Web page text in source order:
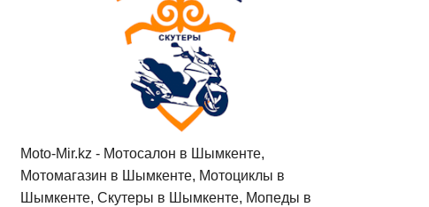
Moto-Mir.kz - Мотосалон в Шымкенте,
Мотомагазин в Шымкенте, Мотоциклы в
Шымкенте, Скутеры в Шымкенте, Мопеды в